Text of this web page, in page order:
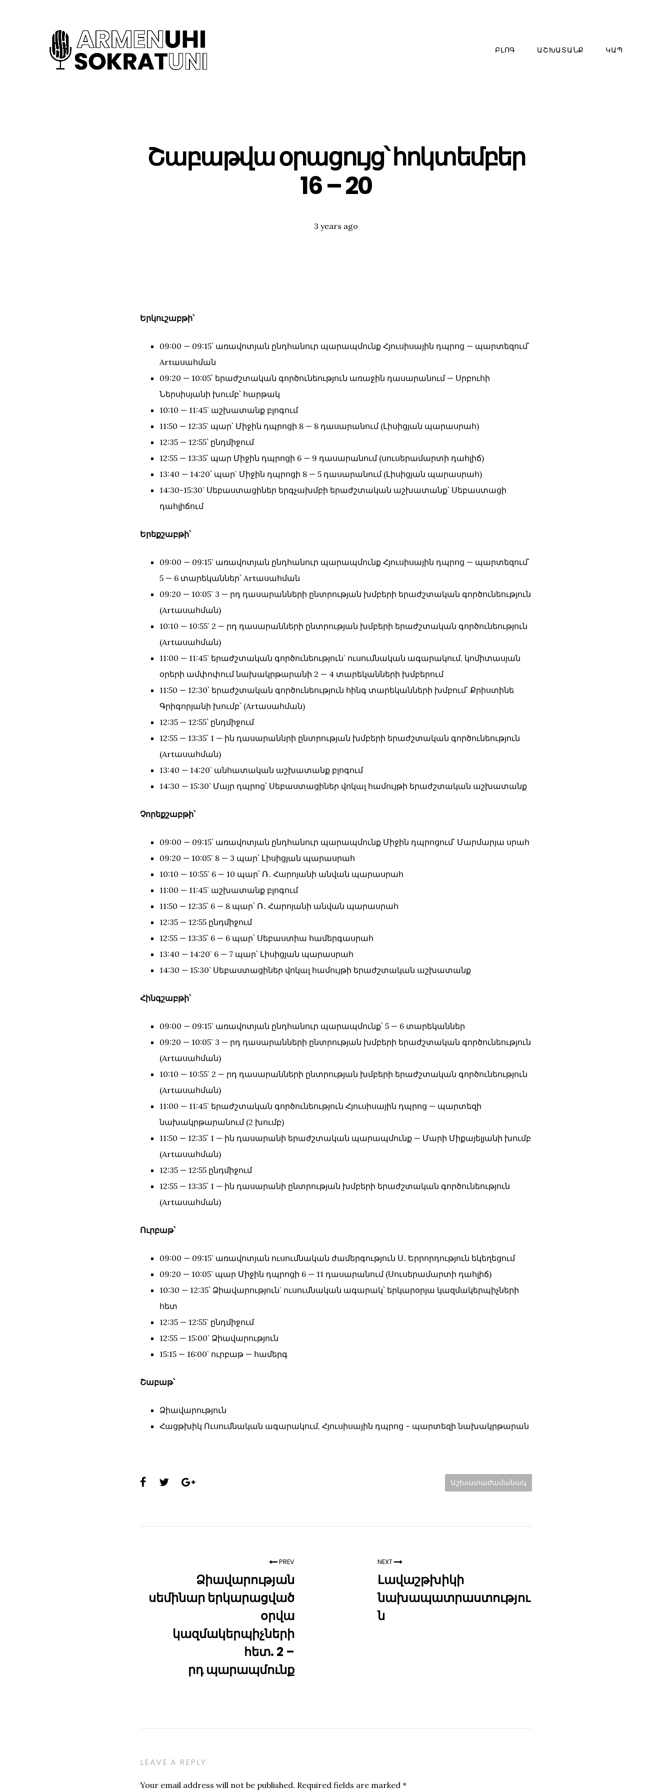
ԲԼՈԳ ԱՇԽԱՏԱՆՔ ԿԱՊ
Շաբաթվա օրացույց՝ հոկտեմբեր
16 – 20
Posted
3 years agoTags:
Երկուշաբթի՝
09:00 — 09:15՝ առավոտյան ընդհանուր պարապմունք Հյուսիսային դպրոց — պարտեզում՝
Artասահման
09:20 — 10:05՝ երաժշտական գործունեություն առաջին դասարանում — Սրբուհի
Ներսիսյանի խումբ՝ հարթակ
10:10 — 11:45` աշխատանք բլոգում
11:50 — 12:35` պար՝ Միջին դպրոցի 8 — 8 դասարանում (Լիսիցյան պարասրահ)
12:35 — 12:55՝ ընդմիջում
12:55 — 13:35՝ պար Միջին դպրոցի 6 — 9 դասարանում (սուսերամարտի դահլիճ)
13:40 — 14:20՝ պար` Միջին դպրոցի 8 — 5 դասարանում (Լիսիցյան պարասրահ)
14:30-15:30` Սեբաստացիներ երգչախմբի երաժշտական աշխատանք՝ Սեբաստացի
դահլիճում
Երեքշաբթի՝
09:00 — 09:15` առավոտյան ընդհանուր պարապմունք Հյուսիսային դպրոց — պարտեզում՝
5 — 6 տարեկաններ՝ Artասահման
09:20 — 10:05` 3 — րդ դասարանների ընտրության խմբերի երաժշտական գործունեություն
(Artասահման)
10:10 — 10:55` 2 — րդ դասարանների ընտրության խմբերի երաժշտական գործունեություն
(Artասահման)
11:00 — 11:45` երաժշտական գործունեություն` ուսումնական ագարակում, կոմիտասյան
օրերի ամփոփում նախակրթարանի 2 — 4 տարեկանների խմբերում
11:50 — 12:30՝ երաժշտական գործունեություն հինգ տարեկանների խմբում՝ Քրիստինե
Գրիգորյանի խումբ՝ (Artասահման)
12:35 — 12:55՝ ընդմիջում
12:55 — 13:35՝ 1 — ին դասարաննրի ընտրության խմբերի երաժշտական գործունեություն
(Artասահման)
13:40 — 14:20` անհատական աշխատանք բլոգում
14:30 — 15:30` Մայր դպրոց՝ Սեբաստացիներ վոկալ համույթի երաժշտական աշխատանք
Չորեքշաբթի՝
09:00 — 09:15՝ առավոտյան ընդհանուր պարապմունք Միջին դպրոցում՝ Մարմարյա սրահ
09:20 — 10:05` 8 — 3 պար՝ Լիսիցյան պարասրահ
10:10 — 10:55` 6 — 10 պար՝ Ռ․ Հարոյանի անվան պարասրահ
11:00 — 11:45` աշխատանք բլոգում
11:50 — 12:35՝ 6 — 8 պար՝ Ռ․ Հարոյանի անվան պարասրահ
12:35 — 12:55 ընդմիջում
12:55 — 13:35՝ 6 — 6 պար՝ Սեբաստիա համերգասրահ
13:40 — 14:20` 6 — 7 պար՝ Լիսիցյան պարասրահ
14:30 — 15:30` Սեբաստացիներ վոկալ համույթի երաժշտական աշխատանք
Հինգշաբթի՝
09:00 — 09:15` առավոտյան ընդհանուր պարապմունք՝ 5 — 6 տարեկաններ
09:20 — 10:05` 3 — րդ դասարանների ընտրության խմբերի երաժշտական գործունեություն
(Artասահման)
10:10 — 10:55` 2 — րդ դասարանների ընտրության խմբերի երաժշտական գործունեություն
(Artասահման)
11:00 — 11:45` երաժշտական գործունեություն Հյուսիսային դպրոց — պարտեզի
նախակրթարանում (2 խումբ)
11:50 — 12:35՝ 1 — ին դասարանի երաժշտական պարապմունք — Մարի Միքայելյանի խումբ
(Artասահման)
12:35 — 12:55 ընդմիջում
12:55 — 13:35՝ 1 — ին դասարանի ընտրության խմբերի երաժշտական գործունեություն
(Artասահման)
Ուրբաթ՝
09:00 — 09:15` առավոտյան ուսումնական ժամերգություն Ս․ Երրորդություն եկեղեցում
09:20 — 10:05` պար Միջին դպրոցի 6 — 11 դասարանում (Սուսերամարտի դահլիճ)
10:30 — 12:35՝ Ձիավարություն` ուսումնական ագարակ՝ երկարօրյա կազմակերպիչների
հետ
12:35 — 12:55` ընդմիջում
12:55 — 15:00` Ձիավարություն
15:15 — 16:00` ուրբաթ — համերգ
Շաբաթ՝
Ձիավարություն
Հացթխիկ Ուսումնական ագարակում, Հյուսիսային դպրոց – պարտեզի նախակրթարան
Share
Categories:
Աշխատաժամանակ
PREV
Ձիավարության
սեմինար երկարացված
օրվա
կազմակերպիչների
հետ. 2 –
րդ պարապմունք
NEXT
Լավաշթխիկի
նախապատրաստությու
ն
LEAVE A REPLY
Your email address will not be published. Required fields are marked*